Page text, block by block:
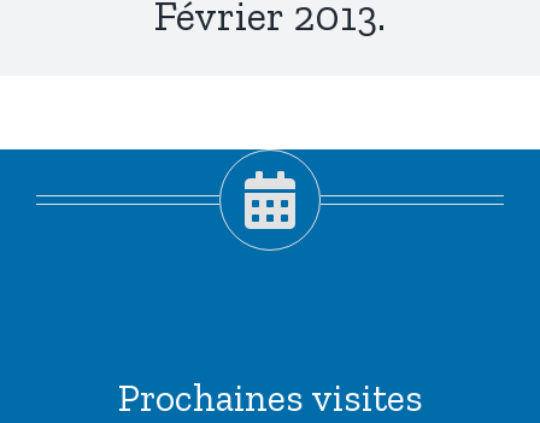
Février 2013.
Prochaines visites